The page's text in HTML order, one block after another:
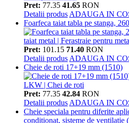
Pret: 77.35 41.65 RON
Detalii produs ADAUGA IN
Foarfeca taiat tabla pe stanga,
Pret: 101.15 71.40 RON
Detalii produs ADAUGA IN
Cheie de roti 17+19 mm (1510)
Pret: 77.35 42.84 RON
Detalii produs ADAUGA IN
Cheie speciala pentru diferite
conditionat, sisteme de ventilatie